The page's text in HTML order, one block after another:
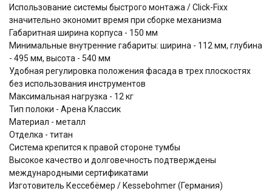
Использование системы быстрого монтажа / Click-Fixx
значительно экономит время при сборке механизма
Габаритная ширина корпуса - 150 мм
Минимальные внутренние габариты: ширина - 112 мм, глубина
- 495 мм, высота - 540 мм
Удобная регулировка положения фасада в трех плоскостях
без использования инструментов
Максимальная нагрузка - 12 кг
Тип полоки - Арена Классик
Материал - металл
Отделка - титан
Система крепится к правой стороне тумбы
Высокое качество и долговечность подтверждены
международными сертификатами
Изготовитель Кессебёмер / Kessebohmer (Германия)